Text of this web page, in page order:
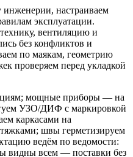
инженерии, настраиваем
эксплуатации.
вентиляцию и
без конфликтов и
по маякам, геометрию
проверяем перед укладкой
мощные приборы — на
УЗО/ДИФ с маркировкой
каркасами на
швы герметизируем
ведём по ведомости:
видны всем — поставки без